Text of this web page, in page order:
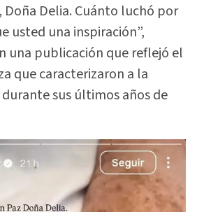
Doña Delia. Cuánto luchó por
usted una inspiración”,
una publicación que reflejó el
que caracterizaron a la
sus últimos años de